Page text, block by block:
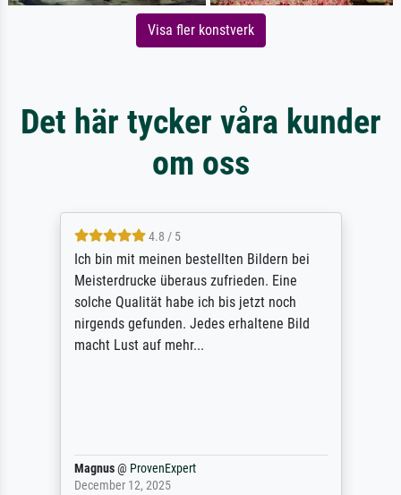
Visa fler konstverk
Det här tycker våra kunder
om oss
4.8 / 5
Ich bin mit meinen bestellten Bildern bei
Meisterdrucke überaus zufrieden. Eine
solche Qualität habe ich bis jetzt noch
nirgends gefunden. Jedes erhaltene Bild
macht Lust auf mehr...
Magnus@ ProvenExpert
December 12, 2025